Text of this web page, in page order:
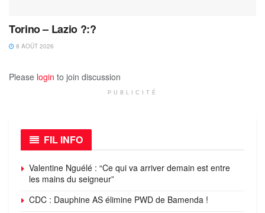
Torino – Lazio ?:?
8 AOÛT 2026
Please login to join discussion
PUBLICITÉ
FIL INFO
Valentine Nguélé : “Ce qui va arriver demain est entre
les mains du seigneur”
CDC : Dauphine AS élimine PWD de Bamenda !